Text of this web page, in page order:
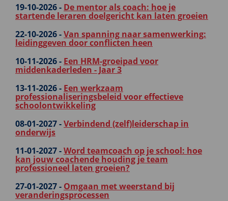
19-10-2026 - De mentor als coach: hoe je
startende leraren doelgericht kan laten groeien
22-10-2026 -Van spanning naar samenwerking:
leidinggeven door conflicten heen
10-11-2026 - Een HRM-groeipad voor
middenkaderleden - Jaar 3
13-11-2026 - Een werkzaam
professionaliseringsbeleid voor effectieve
schoolontwikkeling
08-01-2027 -Verbindend (zelf)leiderschap in
onderwijs
11-01-2027 -Word teamcoach op je school: hoe
kan jouw coachende houding je team
professioneel laten groeien?
27-01-2027 - Omgaan met weerstand bij
veranderingsprocessen